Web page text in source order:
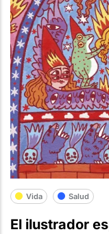
Vida Salud
El ilustrador